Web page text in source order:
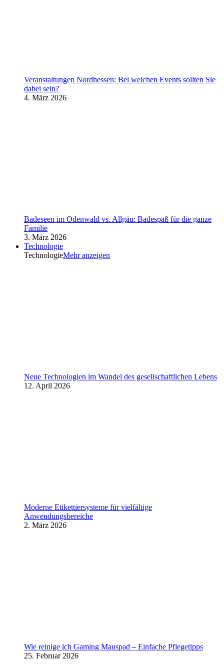
Veranstaltungen Nordhessen: Bei welchen Events sollten Sie
dabei sein?
4. März 2026
Badeseen im Odenwald vs. Allgäu: Badespaß für die ganze
Familie
3. März 2026
Technologie
TechnologieMehr anzeigen
Neue Technologien im Wandel des gesellschaftlichen Lebens
12. April 2026
Moderne Etikettiersysteme für vielfältige
Anwendungsbereiche
2. März 2026
Wie reinige ich Gaming Mauspad – Einfache Pflegetipps
25. Februar 2026